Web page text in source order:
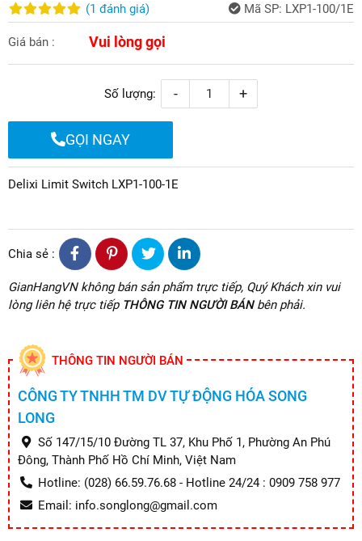
(1 đánh giá) Mã SP: LXP1-100/1E
Giá bán : Vui lòng gọi
Số lượng: - +
GỌI NGAY
Delixi Limit Switch LXP1-100-1E
Chia sẻ :
GianHangVN không bán sản phẩm trực tiếp, Quý Khách xin vui
lòng liên hệ trực tiếp THÔNG TIN NGƯỜI BÁNbên phải.
THÔNG TIN NGƯỜI BÁN
CÔNG TY TNHH TM DV TỰ ĐỘNG HÓA SONG
LONG
Số 147/15/10 Đường TL 37, Khu Phố 1, Phường An Phú
Đông, Thành Phố Hồ Chí Minh, Việt Nam
Hotline: (028) 66.59.76.68 - Hotline 24/24 : 0909 758 977
Email: info.songlong@gmail.com